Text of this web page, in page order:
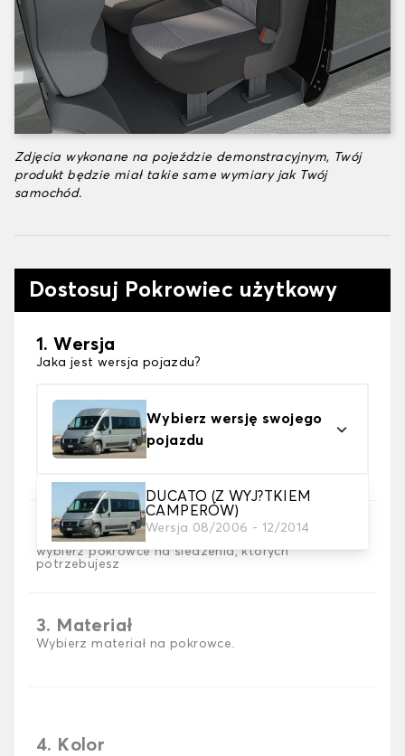
Zdjęcia wykonane na pojeździe demonstracyjnym, Twój
produkt będzie miał takie same wymiary jak Twój
samochód.
Dostosuj Pokrowiec użytkowy
1. Wersja
Jaka jest wersja pojazdu?
Wybierz wersję swojego
pojazdu
DUCATO (Z WYJ?TKIEM
CAMPERÓW)
Wersja 08/2006 - 12/2014
2. Wybór gry
wybierz pokrowce na siedzenia, których
potrzebujesz
3. Materiał
Wybierz materiał na pokrowce.
4. Kolor